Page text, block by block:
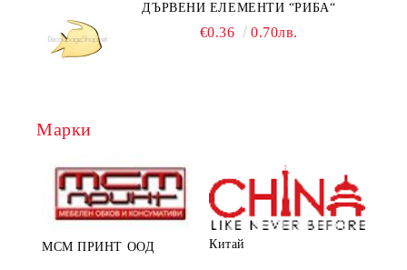
ДЪРВЕНИ ЕЛЕМЕНТИ “РИБА“
€0.36 0.70лв.
Марки
МСМ ПРИНТ ООД Китай